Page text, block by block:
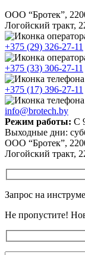
ООО “Бротек”,
Логойский тракт,
+375 (29) 326-27-11
+375 (33) 306-27-11
+375 (17) 396-27-11
info@brotech.by
Режим работы: С
Выходные дни:
ООО “Бротек”,
Логойский тракт,
Запрос на
Не пропустите!